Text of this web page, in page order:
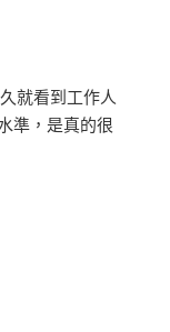
就看到工作人
準，是真的很